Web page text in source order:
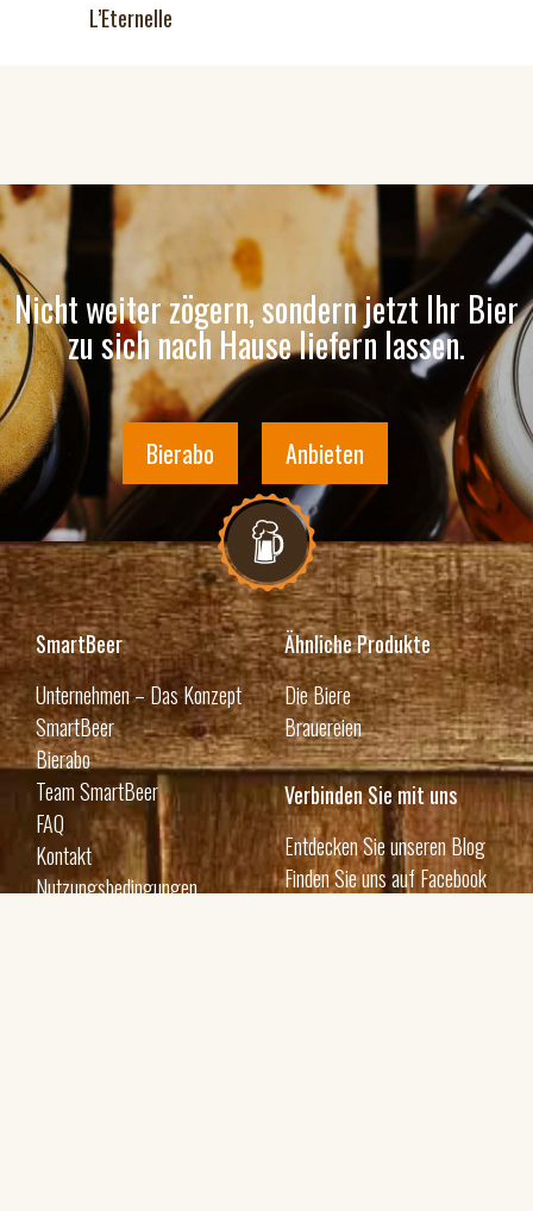
L’Eternelle
Nicht weiter zögern, sondern jetzt Ihr Bier
zu sich nach Hause liefern lassen.
Bierabo Anbieten
SmartBeer
Unternehmen – Das Konzept
SmartBeer
Bierabo
Team SmartBeer
FAQ
Kontakt
Nutzungsbedingungen
Ähnliche Produkte
Die Biere
Brauereien
Verbinden Sie mit uns
Entdecken Sie unseren Blog
Finden Sie uns auf Facebook